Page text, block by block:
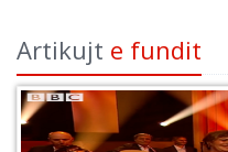
Artikujt e fundit